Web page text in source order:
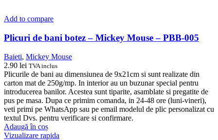
Add to compare
Plicuri de bani botez – Mickey Mouse – PBB-005
Baieti, Mickey Mouse
2.90 lei TVA inclus
Plicurile de bani au dimensiunea de 9x21cm si sunt realizate din
carton mat de 250g/mp. In interior au un buzunar special pentru
introducerea banilor. Acestea sunt tiparite, asamblate si pregatite de
pus pe masa. Dupa ce primim comanda, in 24-48 ore (luni-vineri),
veti primi pe WhatsApp sau pe email modelul de plic personalizat cu
textul Dvs. pentru verificare si confirmare.
Adaugă în coș
Vizualizare rapida